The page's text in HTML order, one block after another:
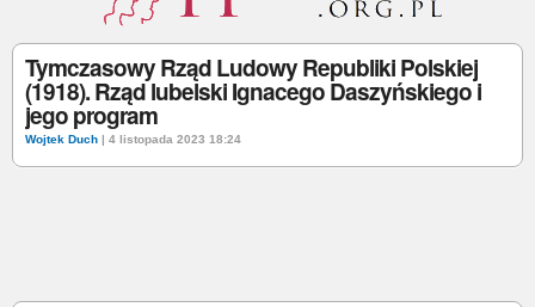
Tymczasowy Rząd Ludowy Republiki Polskiej
(1918). Rząd lubelski Ignacego Daszyńskiego i
jego program
Wojtek Duch | 4 listopada 2023 18:24